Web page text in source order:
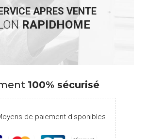
APRES VENTE
RAPIDHOME
100% sécurisé
de paiement disponibles